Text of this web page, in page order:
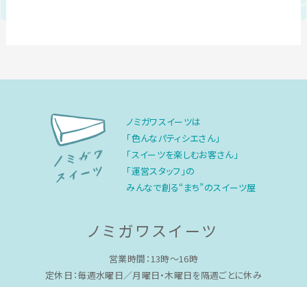
ノミガワスイーツは
「色んなパティシエさん」
「スイーツを楽しむお客さん」
「運営スタッフ」の
みんなで創る“まち”のスイーツ屋
ノミガワスイーツ
営業時間：13時〜16時
定休日：毎週水曜日／月曜日・木曜日を隔週ごとに休み